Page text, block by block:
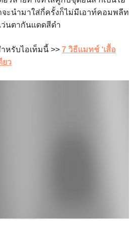
ะนำมาใส่กี่ครั้งก็ไม่มีเอาท์คอมพลีท
นตากันแดดสีดำ
หรับไอเท็มนี้ >> 7 วิธีแมทช์ ‘เสื้อ
ยว